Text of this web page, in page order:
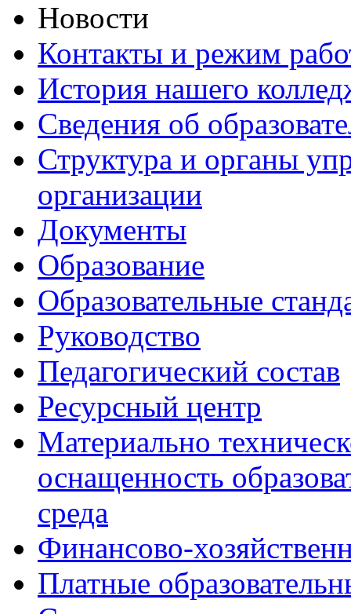
Новости
Контакты и режим
История нашего
Сведения об
Структура и органы
организации
Документы
Образование
Образовательные
Руководство
Педагогический состав
Ресурсный центр
Материально
оснащенность
среда
Финансово-
Платные